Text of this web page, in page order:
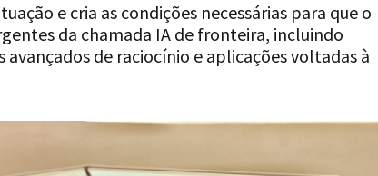
e cria as condições necessárias para que o
da chamada IA de fronteira, incluindo
de raciocínio e aplicações voltadas à